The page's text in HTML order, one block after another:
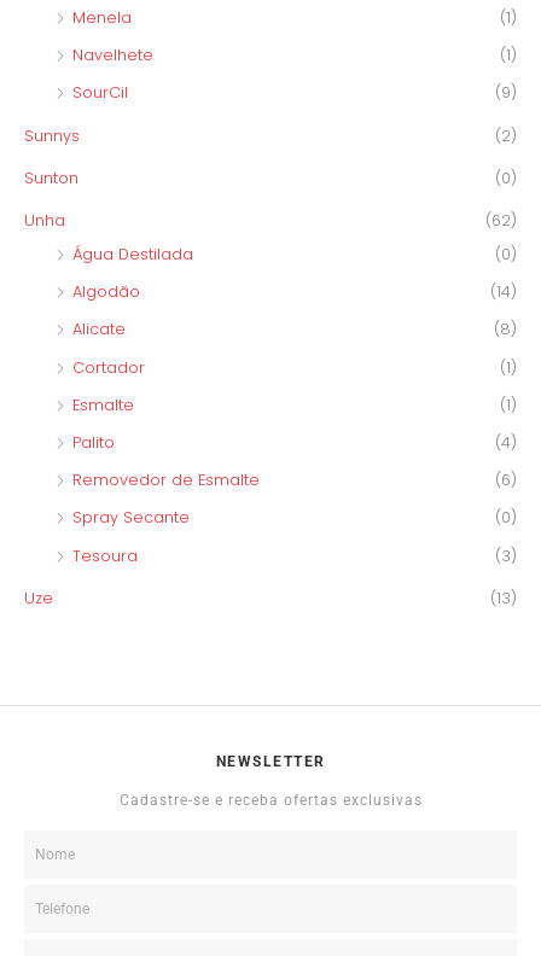
Menela
(1)
Navelhete
(1)
SourCil
(9)
Sunnys (2)
Sunton (0)
Unha
(62)
Água Destilada
(0)
Algodão
(14)
Alicate
(8)
Cortador
(1)
Esmalte
(1)
Palito
(4)
Removedor de Esmalte
(6)
Spray Secante
(0)
Tesoura
(3)
Uze (13)
NEWSLETTER
Cadastre-se e receba ofertas exclusivas